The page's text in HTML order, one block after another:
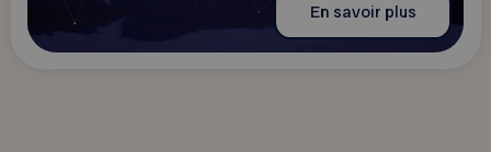
En savoir plus